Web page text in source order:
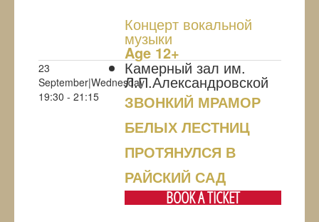
Концерт вокальной
музыки
Age 12+
23
September|Wednesday
19:30 - 21:15
Камерный зал им.
Л.П.Александровской
ЗВОНКИЙ МРАМОР
БЕЛЫХ ЛЕСТНИЦ
ПРОТЯНУЛСЯ В
РАЙСКИЙ САД
BOOK A TICKET